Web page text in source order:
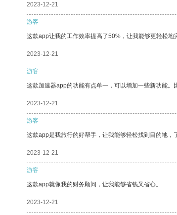
2023-12-21
游客
这款app让我的工作效率提高了50%，让我能够更轻松地
2023-12-21
游客
这款加速器app的功能有点单一，可以增加一些新功能。
2023-12-21
游客
这款app是我旅行的好帮手，让我能够轻松找到目的地，
2023-12-21
游客
这款app就像我的财务顾问，让我能够省钱又省心。
2023-12-21